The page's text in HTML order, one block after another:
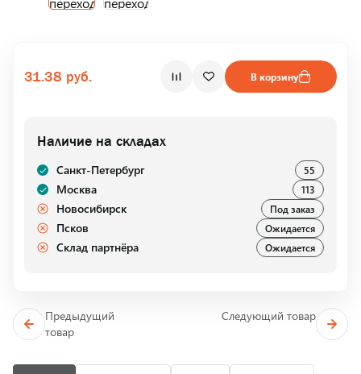
31.38 руб. В корзину
Наличие на складах
Санкт-Петербург 55
Москва 113
Новосибирск Под заказ
Псков Ожидается
Склад партнёра Ожидается
Предыдущий
товар
Следующий товар